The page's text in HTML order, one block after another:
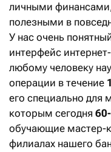
личными
полезными в
У нас очень
интерфейс
любому человеку
операции в течение
его специально для
которым сегодня
обучающие мастер-
филиалах нашего